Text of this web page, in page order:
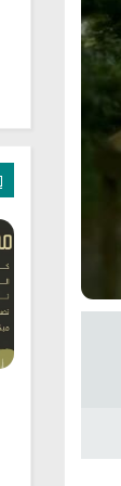
Rashid Al Afasy Mp3 الرقية